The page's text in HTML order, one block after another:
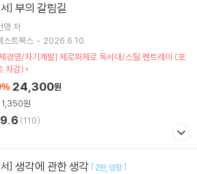
] 부의 갈림길
영 저
스트북스
2026.6.10.
경영/자기계발] 제로퍼제로 독서대/스틸 펜트레이 (포
차감)
% 24,300원
1,350원
9.6 (110)
] 생각에 관한 생각 [ 2판 양장]